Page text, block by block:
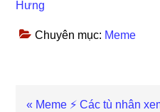
Hưng
Chuyên mục: Meme
Previous
« Meme ⚡ Các tù nhân